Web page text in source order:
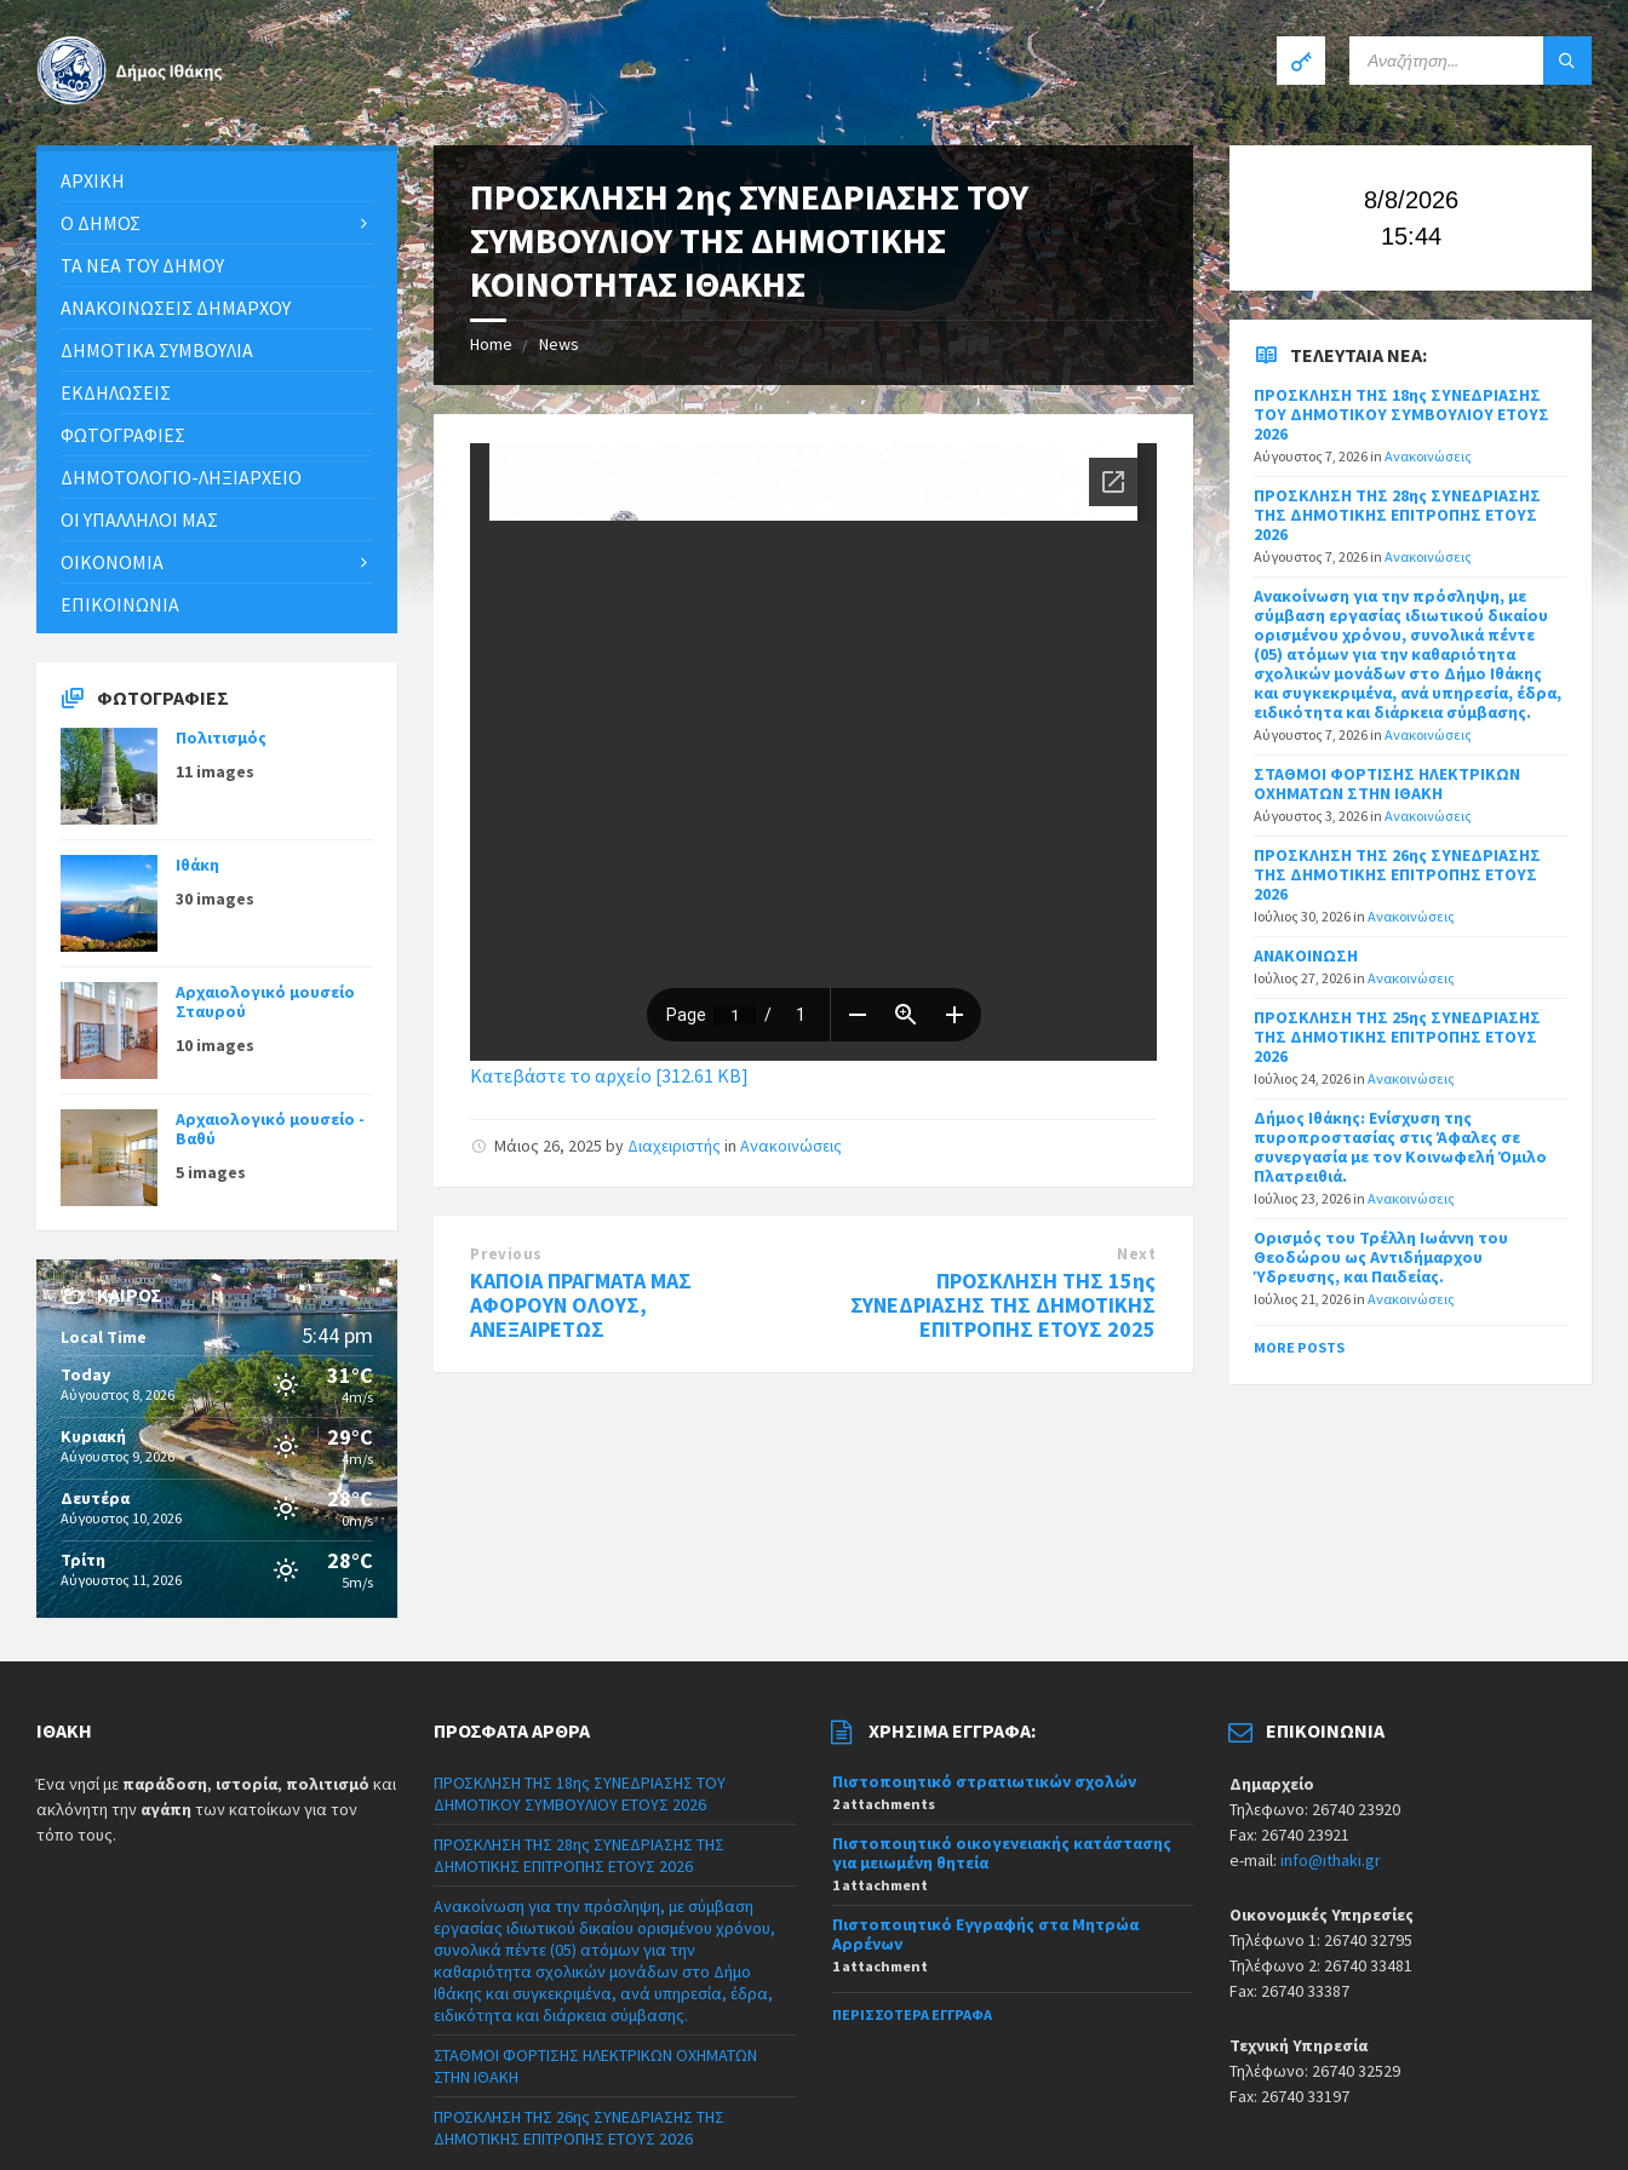
ΠΡΟΣΚΛΗΣΗ 2ης ΣΥΝΕΔΡΙΑΣΗΣ ΤΟΥ
ΣΥΜΒΟΥΛΙΟΥ ΤΗΣ ΔΗΜΟΤΙΚΗΣ
ΚΟΙΝΟΤΗΤΑΣ ΙΘΑΚΗΣ
Home News
Κατεβάστε το αρχείο [312.61 KB]
Μάιος 26, 2025by Διαχειριστής inΑνακοινώσεις
Previous
ΚΑΠΟΙΑ ΠΡΑΓΜΑΤΑ ΜΑΣ
ΑΦΟΡΟΥΝ ΟΛΟΥΣ,
ΑΝΕΞΑΙΡΕΤΩΣ
Next
ΠΡΟΣΚΛΗΣΗ ΤΗΣ 15ης
ΣΥΝΕΔΡΙΑΣΗΣ ΤΗΣ ΔΗΜΟΤΙΚΗΣ
ΕΠΙΤΡΟΠΗΣ ΕΤΟΥΣ 2025
ΑΡΧΙΚΉ
Ο ΔΉΜΟΣ
ΤΑ ΝΈΑ ΤΟΥ ΔΉΜΟΥ
ΑΝΑΚΟΙΝΩΣΕΙΣ ΔΗΜΑΡΧΟΥ
ΔΗΜΟΤΙΚΆ ΣΥΜΒΟΎΛΙΑ
ΕΚΔΗΛΏΣΕΙΣ
ΦΩΤΟΓΡΑΦΊΕΣ
ΔΗΜΟΤΟΛΌΓΙΟ-ΛΗΞΙΑΡΧΕΊΟ
ΟΙ ΥΠΆΛΛΗΛΟΙ ΜΑΣ
ΟΙΚΟΝΟΜΊΑ
ΕΠΙΚΟΙΝΩΝΊΑ
ΦΩΤΟΓΡΑΦΊΕΣ
Πολιτισμός
11 images
Ιθάκη
30 images
Αρχαιολογικό μουσείο
Σταυρού
10 images
Αρχαιολογικό μουσείο -
Βαθύ
5 images
ΚΑΙΡΌΣ
Local Time 5:44 pm
Today
Αύγουστος 8, 2026
31°C
4m/s
Κυριακή
Αύγουστος 9, 2026
29°C
4m/s
Δευτέρα
Αύγουστος 10, 2026
28°C
0m/s
Τρίτη
Αύγουστος 11, 2026
28°C
5m/s
8/8/2026
15:44
ΤΕΛΕΥΤΑΊΑ ΝΈΑ:
ΠΡΟΣΚΛΗΣΗ ΤΗΣ 18ης ΣΥΝΕΔΡΙΑΣΗΣ
ΤΟΥ ΔΗΜΟΤΙΚΟΥ ΣΥΜΒΟΥΛΙΟΥ ΕΤΟΥΣ
2026
Αύγουστος 7, 2026 inΑνακοινώσεις
ΠΡΟΣΚΛΗΣΗ ΤΗΣ 28ης ΣΥΝΕΔΡΙΑΣΗΣ
ΤΗΣ ΔΗΜΟΤΙΚΗΣ ΕΠΙΤΡΟΠΗΣ ΕΤΟΥΣ
2026
Αύγουστος 7, 2026 inΑνακοινώσεις
Ανακοίνωση για την πρόσληψη, με
σύμβαση εργασίας ιδιωτικού δικαίου
ορισμένου χρόνου, συνολικά πέντε
(05) ατόμων για την καθαριότητα
σχολικών μονάδων στο Δήμο Ιθάκης
και συγκεκριμένα, ανά υπηρεσία, έδρα,
ειδικότητα και διάρκεια σύμβασης.
Αύγουστος 7, 2026 inΑνακοινώσεις
ΣΤΑΘΜΟΙ ΦΟΡΤΙΣΗΣ ΗΛΕΚΤΡΙΚΩΝ
ΟΧΗΜΑΤΩΝ ΣΤΗΝ ΙΘΑΚΗ
Αύγουστος 3, 2026 inΑνακοινώσεις
ΠΡΟΣΚΛΗΣΗ ΤΗΣ 26ης ΣΥΝΕΔΡΙΑΣΗΣ
ΤΗΣ ΔΗΜΟΤΙΚΗΣ ΕΠΙΤΡΟΠΗΣ ΕΤΟΥΣ
2026
Ιούλιος 30, 2026 inΑνακοινώσεις
ΑΝΑΚΟΙΝΩΣΗ
Ιούλιος 27, 2026 inΑνακοινώσεις
ΠΡΟΣΚΛΗΣΗ ΤΗΣ 25ης ΣΥΝΕΔΡΙΑΣΗΣ
ΤΗΣ ΔΗΜΟΤΙΚΗΣ ΕΠΙΤΡΟΠΗΣ ΕΤΟΥΣ
2026
Ιούλιος 24, 2026 inΑνακοινώσεις
Δήμος Ιθάκης: Ενίσχυση της
πυροπροστασίας στις Άφαλες σε
συνεργασία με τον Κοινωφελή Όμιλο
Πλατρειθιά.
Ιούλιος 23, 2026 inΑνακοινώσεις
Ορισμός του Τρέλλη Ιωάννη του
Θεοδώρου ως Αντιδήμαρχου
Ύδρευσης, και Παιδείας.
Ιούλιος 21, 2026 inΑνακοινώσεις
MORE POSTS
ΙΘΆΚΗ
Ένα νησί με παράδοση, ιστορία, πολιτισμό και
ακλόνητη την αγάπη των κατοίκων για τον
τόπο τους.
ΠΡΌΣΦΑΤΑ ΆΡΘΡΑ
ΠΡΟΣΚΛΗΣΗ ΤΗΣ 18ης ΣΥΝΕΔΡΙΑΣΗΣ ΤΟΥ
ΔΗΜΟΤΙΚΟΥ ΣΥΜΒΟΥΛΙΟΥ ΕΤΟΥΣ 2026
ΠΡΟΣΚΛΗΣΗ ΤΗΣ 28ης ΣΥΝΕΔΡΙΑΣΗΣ ΤΗΣ
ΔΗΜΟΤΙΚΗΣ ΕΠΙΤΡΟΠΗΣ ΕΤΟΥΣ 2026
Ανακοίνωση για την πρόσληψη, με σύμβαση
εργασίας ιδιωτικού δικαίου ορισμένου χρόνου,
συνολικά πέντε (05) ατόμων για την
καθαριότητα σχολικών μονάδων στο Δήμο
Ιθάκης και συγκεκριμένα, ανά υπηρεσία, έδρα,
ειδικότητα και διάρκεια σύμβασης.
ΣΤΑΘΜΟΙ ΦΟΡΤΙΣΗΣ ΗΛΕΚΤΡΙΚΩΝ ΟΧΗΜΑΤΩΝ
ΣΤΗΝ ΙΘΑΚΗ
ΠΡΟΣΚΛΗΣΗ ΤΗΣ 26ης ΣΥΝΕΔΡΙΑΣΗΣ ΤΗΣ
ΔΗΜΟΤΙΚΗΣ ΕΠΙΤΡΟΠΗΣ ΕΤΟΥΣ 2026
ΧΡΉΣΙΜΑ ΈΓΓΡΑΦΑ:
Πιστοποιητικό στρατιωτικών σχολών
2 attachments
Πιστοποιητικό οικογενειακής κατάστασης
για μειωμένη θητεία
1 attachment
Πιστοποιητικό Εγγραφής στα Μητρώα
Αρρένων
1 attachment
ΠΕΡΙΣΣΌΤΕΡΑ ΈΓΓΡΑΦΑ
ΕΠΙΚΟΙΝΩΝΊΑ
Δημαρχείο
Τηλεφωνο: 26740 23920
Fax: 26740 23921
e-mail:info@ithaki.gr
Οικονομικές Υπηρεσίες
Τηλέφωνο 1: 26740 32795
Τηλέφωνο 2: 26740 33481
Fax: 26740 33387
Τεχνική Υπηρεσία
Τηλέφωνο: 26740 32529
Fax: 26740 33197